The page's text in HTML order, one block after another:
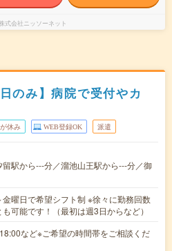
式会社ニッソーネット
のみ】病院で受付やカ
休み WEB登録OK 派遣
駅から---分／溜池山王駅から---分／御
金曜日で希望シフト制 ※徐々に勤務回数
可能です！（最初は週3日からなど）
など※ご希望の時間帯をご相談くだ